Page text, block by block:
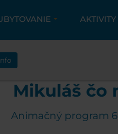
Mikuláš čo
Animačný program